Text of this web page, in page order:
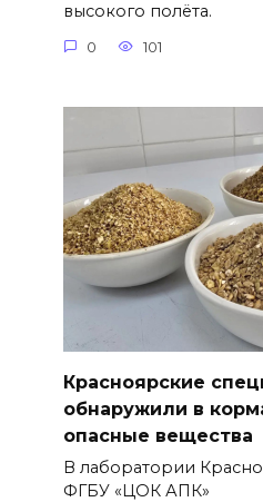
высокого полёта.
0 101
Красноярские
обнаружили в
опасные вещества
В лаборатории
ФГБУ «ЦОК АПК»